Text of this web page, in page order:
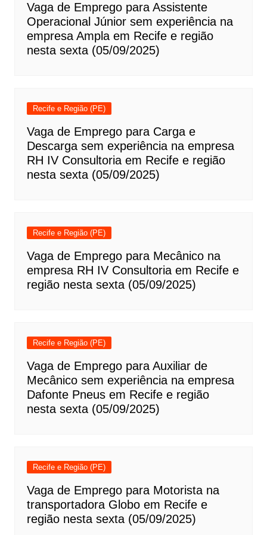
Vaga de Emprego para Assistente
Operacional Júnior sem experiência na
empresa Ampla em Recife e região
nesta sexta (05/09/2025)
Recife e Região (PE)
Vaga de Emprego para Carga e
Descarga sem experiência na empresa
RH IV Consultoria em Recife e região
nesta sexta (05/09/2025)
Recife e Região (PE)
Vaga de Emprego para Mecânico na
empresa RH IV Consultoria em Recife e
região nesta sexta (05/09/2025)
Recife e Região (PE)
Vaga de Emprego para Auxiliar de
Mecânico sem experiência na empresa
Dafonte Pneus em Recife e região
nesta sexta (05/09/2025)
Recife e Região (PE)
Vaga de Emprego para Motorista na
transportadora Globo em Recife e
região nesta sexta (05/09/2025)